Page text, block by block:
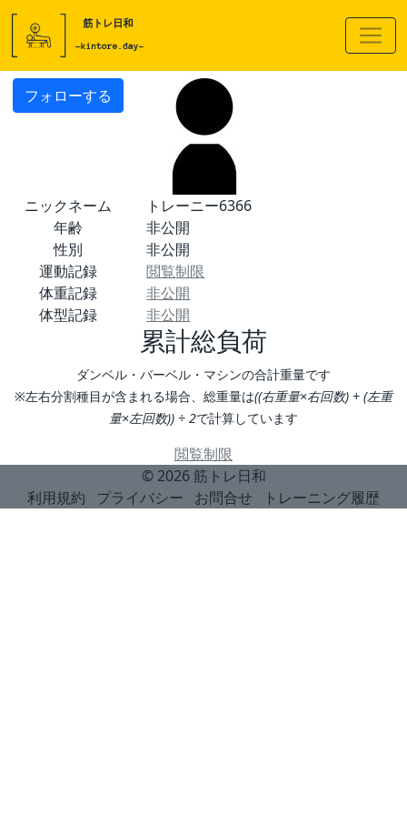
フォローする
ニックネーム
トレーニー6366
年齢
非公開
性別
非公開
運動記録
閲覧制限
体重記録
非公開
体型記録
非公開
累計総負荷
ダンベル・バーベル・マシンの合計重量です
※左右分割種目が含まれる場合、総重量は((右重量×右回数) + (左重
量×左回数)) ÷ 2で計算しています
閲覧制限
© 2026 筋トレ日和
利用規約
プライバシー お問合せ トレーニング履歴